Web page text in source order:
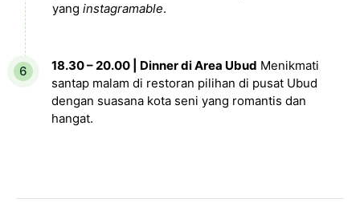
yang instagramable.
18.30 – 20.00 | Dinner di Area Ubud Menikmati
santap malam di restoran pilihan di pusat Ubud
dengan suasana kota seni yang romantis dan
hangat.